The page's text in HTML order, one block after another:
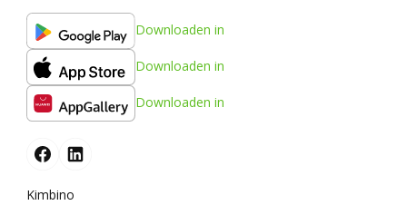
Downloaden in
Downloaden in
Downloaden in
Kimbino